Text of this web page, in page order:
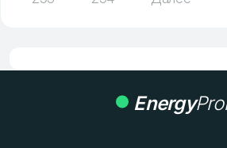
Energy